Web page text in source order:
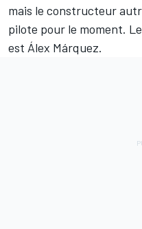
mais le constructeur
pilote pour le moment.
est Álex Márquez.